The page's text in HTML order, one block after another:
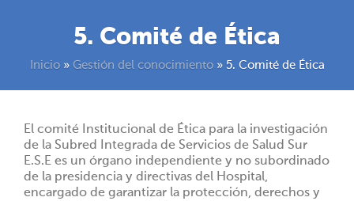
5. Comité de Ética
Inicio» Gestión del conocimiento» 5. Comité de Ética
El comité Institucional de Ética para la investigación
de la Subred Integrada de Servicios de Salud Sur
E.S.E es un órgano independiente y no subordinado
de la presidencia y directivas del Hospital,
encargado de garantizar la protección, derechos y